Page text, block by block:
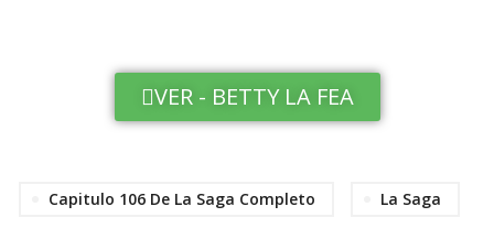
VER - BETTY LA FEA
Capitulo 106 De La Saga Completo La Saga